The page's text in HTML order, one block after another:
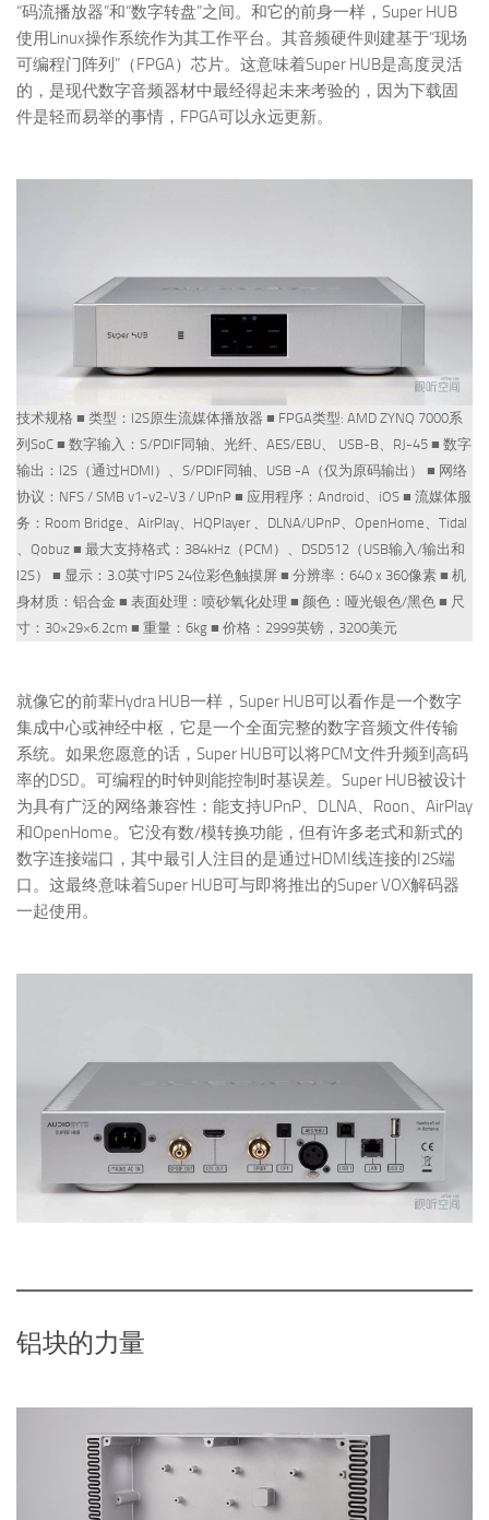
“码流播放器”和“数字转盘”之间。和它的前身一样，Super HUB
使用Linux操作系统作为其工作平台。其音频硬件则建基于“现场
可编程门阵列”（FPGA）芯片。这意味着Super HUB是高度灵活
的，是现代数字音频器材中最经得起未来考验的，因为下载固
件是轻而易举的事情，FPGA可以永远更新。
技术规格 ■ 类型：I2S原生流媒体播放器 ■ FPGA类型: AMD ZYNQ 7000系
列SoC ■ 数字输入：S/PDIF同轴、光纤、AES/EBU、 USB-B、RJ-45 ■ 数字
输出：I2S（通过HDMI）、S/PDIF同轴、USB -A（仅为原码输出） ■ 网络
协议：NFS / SMB v1-v2-V3 / UPnP ■ 应用程序：Android、iOS ■ 流媒体服
务：Room Bridge、AirPlay、HQPlayer 、DLNA/UPnP、OpenHome、Tidal
、Qobuz ■ 最大支持格式：384kHz（PCM）、DSD512（USB输入/输出和
I2S） ■ 显示：3.0英寸IPS 24位彩色触摸屏 ■ 分辨率：640 x 360像素 ■ 机
身材质：铝合金 ■ 表面处理：喷砂氧化处理 ■ 颜色：哑光银色/黑色 ■ 尺
寸：30×29×6.2cm ■ 重量：6kg ■ 价格：2999英镑，3200美元
就像它的前辈Hydra HUB一样，Super HUB可以看作是一个数字
集成中心或神经中枢，它是一个全面完整的数字音频文件传输
系统。如果您愿意的话，Super HUB可以将PCM文件升频到高码
率的DSD。可编程的时钟则能控制时基误差。Super HUB被设计
为具有广泛的网络兼容性：能支持UPnP、DLNA、Roon、AirPlay
和OpenHome。它没有数/模转换功能，但有许多老式和新式的
数字连接端口，其中最引人注目的是通过HDMI线连接的I2S端
口。这最终意味着Super HUB可与即将推出的Super VOX解码器
一起使用。
铝块的力量